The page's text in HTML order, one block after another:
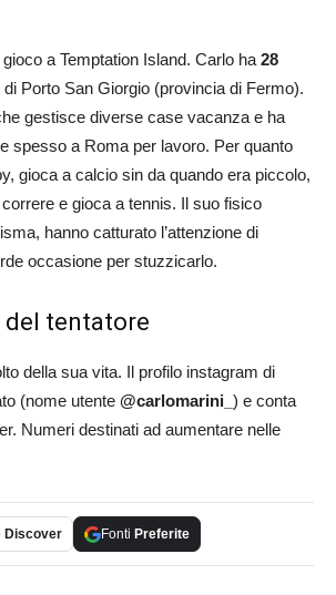
a Temptation Island. Carlo ha 28
di Porto San Giorgio (provincia di Fermo).
gestisce diverse case vacanza e ha
spesso a Roma per lavoro. Per quanto
gioca a calcio sin da quando era piccolo,
e gioca a tennis. Il suo fisico
hanno catturato l’attenzione di
occasione per stuzzicarlo.
tentatore
della sua vita. Il profilo instagram di
(nome utente @carlomarini_ ) e conta
Numeri destinati ad aumentare nelle
Discover Fonti Preferite